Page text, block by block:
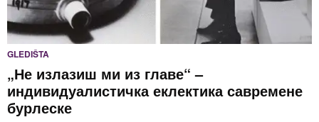
GLEDIŠTA
„Не излазиш ми из главе“ –
индивидуалистичка еклектика савремене
бурлеске